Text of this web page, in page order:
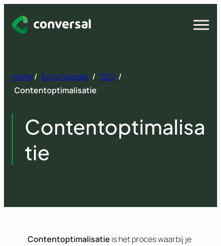
naar
Open
Home/ Encyclopedie / SEO /
Contentoptimalisatie
Contentoptimalisa
tie
Contentoptimalisatie is het proces waarbij je